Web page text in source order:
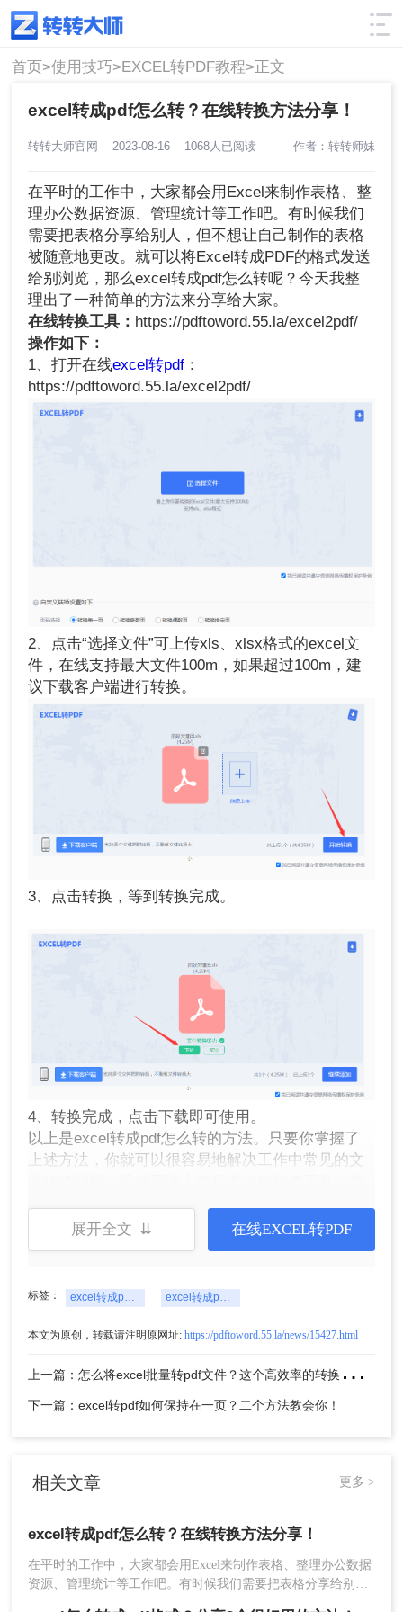
使用技巧 筛选
首页>使用技巧>EXCEL转PDF教程>正文
excel转成pdf怎么转？在线转换方法分享！
转转大师官网 2023-08-16 1068人已阅读 作者：转转师妹
在平时的工作中，大家都会用Excel来制作表格、整
理办公数据资源、管理统计等工作吧。有时候我们
需要把表格分享给别人，但不想让自己制作的表格
被随意地更改。就可以将Excel转成PDF的格式发送
给别浏览，那么excel转成pdf怎么转呢？今天我整
理出了一种简单的方法来分享给大家。
在线转换工具： https://pdftoword.55.la/excel2pdf/
操作如下：
1、打开在线excel转pdf ：
https://pdftoword.55.la/excel2pdf/
2、点击“选择文件”可上传xls、xlsx格式的excel文
件，在线支持最大文件100m，如果超过100m，建
议下载客户端进行转换。
3、点击转换，等到转换完成。
4、转换完成，点击下载即可使用。
以上是excel转成pdf怎么转的方法。只要你掌握了
上述方法，你就可以很容易地解决工作中常见的文
混乱或排版混乱，不仅无助于文件转换工作，而且
浪费精力，建议您选择专业的文件转换工具进行文
展开全文 ⇊ 在线EXCEL转PDF
标签： excel转成pdf怎么转 excel转成pdf文件
本文为原创，转载请注明原网址: https://pdftoword.55.la/news/15427.html
上
一篇：怎么将excel批量转pdf文件？这个高效率的转换方法分享给你！
下一篇：excel转pdf如何保持在一页？二个方法教会你！
相关文章 更多 >
excel转成pdf怎么转？在线转换方法分享！
在平时的工作中，大家都会用Excel来制作表格、整理办公数据
资源、管理统计等工作吧。有时候我们需要把表格分享给别